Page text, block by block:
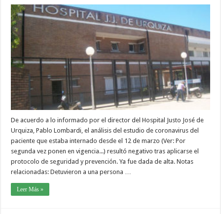
De acuerdo a lo informado por el director del Hospital Justo José de
Urquiza, Pablo Lombardi, el análisis del estudio de coronavirus del
paciente que estaba internado desde el 12 de marzo (Ver: Por
segunda vez ponen en vigencia...) resultó negativo tras aplicarse el
protocolo de seguridad y prevención. Ya fue dada de alta. Notas
relacionadas: Detuvieron a una persona …
Leer Más »